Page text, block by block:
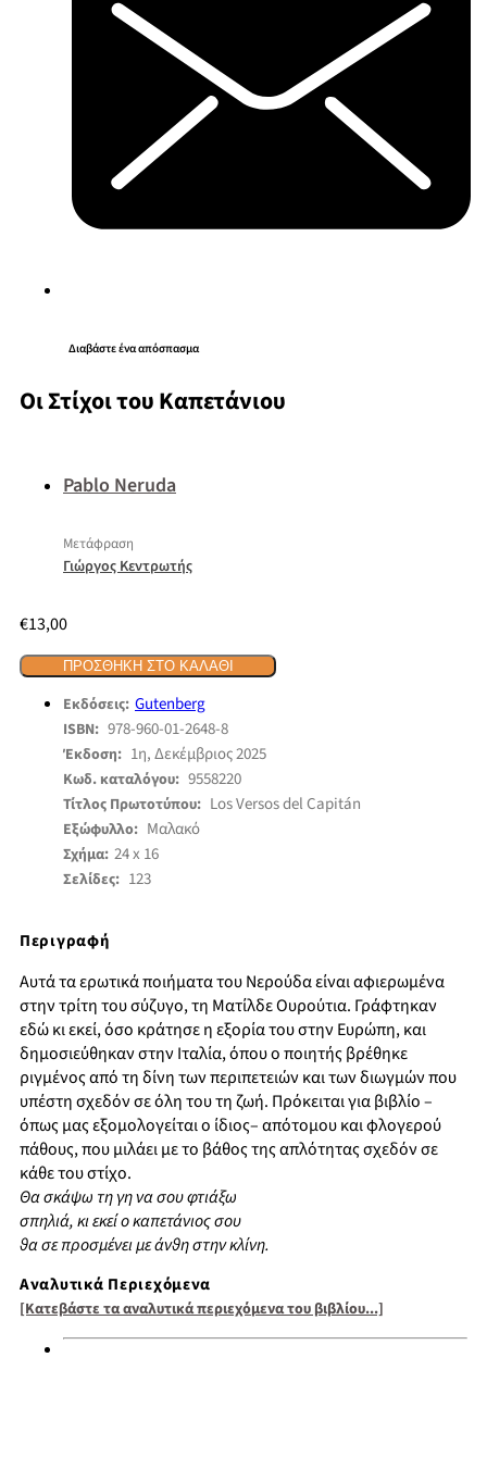
Διαβάστε ένα απόσπασμα
Οι Στίχοι του Καπετάνιου
Pablo Neruda
Μετάφραση
Γιώργος Κεντρωτής
€13,00
ΠΡΟΣΘΉΚΗ ΣΤΟ ΚΑΛΆΘΙ
Εκδόσεις: Gutenberg
ISBN: 978-960-01-2648-8
Έκδοση: 1η, Δεκέμβριος 2025
Κωδ. καταλόγου: 9558220
Τίτλος Πρωτοτύπου: Los Versos del Capitán
Εξώφυλλο: Μαλακό
Σχήμα: 24 x 16
Σελίδες: 123
Περιγραφή
Αυτά τα ερωτικά ποιήματα του Νερούδα είναι αφιερωμένα
στην τρίτη του σύζυγο, τη Ματίλδε Ουρούτια. Γράφτηκαν
εδώ κι εκεί, όσο κράτησε η εξορία του στην Ευρώπη, και
δημοσιεύθηκαν στην Ιταλία, όπου ο ποιητής βρέθηκε
ριγμένος από τη δίνη των περιπετειών και των διωγμών που
υπέστη σχεδόν σε όλη του τη ζωή. Πρόκειται για βιβλίο –
όπως μας εξομολογείται ο ίδιος– απότομου και φλογερού
πάθους, που μιλάει με το βάθος της απλότητας σχεδόν σε
κάθε του στίχο.
Θα σκάψω τη γη να σου φτιάξω
σπηλιά, κι εκεί ο καπετάνιος σου
θα σε προσμένει με άνθη στην κλίνη.
Αναλυτικά Περιεχόμενα
[Κατεβάστε τα αναλυτικά περιεχόμενα του βιβλίου...]